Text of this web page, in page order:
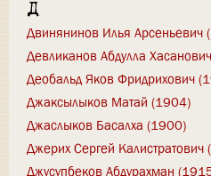
Д
Двинянинов Илья Арсеньевич
Девликанов Абдулла
Деобальд Яков Фридрихович
Джаксылыков Матай (1904)
Джаслыков Басалха (1900)
Джерих Сергей Калистратович
Джусупбеков Абдурахман